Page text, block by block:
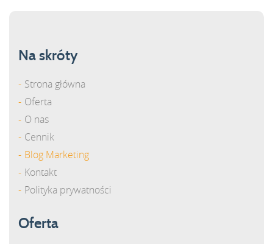
Na skróty
Strona główna
Oferta
O nas
Cennik
Blog Marketing
Kontakt
Polityka prywatności
Oferta